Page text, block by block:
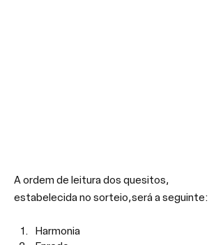
A ordem de leitura dos quesitos,
estabelecida no sorteio,será a seguinte:
Harmonia